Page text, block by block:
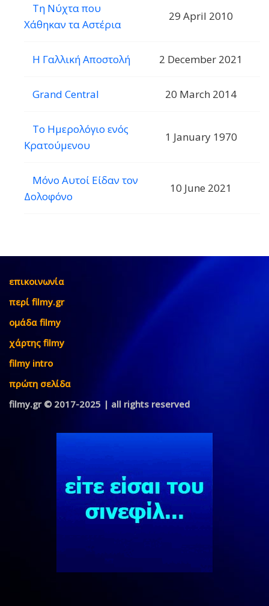
Τη Νύχτα που
Χάθηκαν τα Αστέρια
29 April 2010
Η Γαλλική Αποστολή 2 December 2021
Grand Central 20 March 2014
Το Ημερολόγιο ενός
Κρατούμενου
1 January 1970
Μόνο Αυτοί Είδαν τον
Δολοφόνο
10 June 2021
επικοινωνία
περί filmy.gr
ομάδα filmy
χάρτης filmy
filmy intro
πρώτη σελίδα
filmy.gr © 2017-2025 | all rights reserved